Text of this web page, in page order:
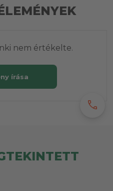
nem értékelte.
írása
call